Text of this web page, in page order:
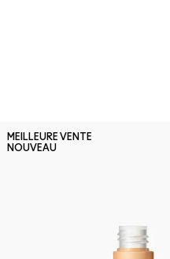
MEILLEURE VENTE
NOUVEAU